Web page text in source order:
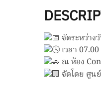
จัดระหว่าง
เวลา
ณ ห้อง
จัดโดย ศูน